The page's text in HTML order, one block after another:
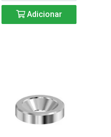
Adicionar